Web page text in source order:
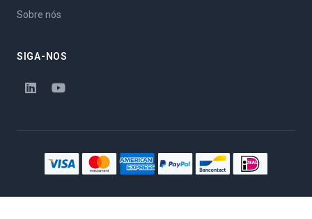
Sobre nós
SIGA-NOS